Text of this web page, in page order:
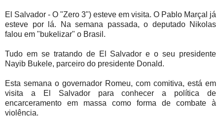
El Salvador - O "Zero 3") esteve em visita. O Pablo Marçal já
esteve por lá. Na semana passada, o deputado Nikolas
falou em "bukelizar" o Brasil.
Tudo em se tratando de El Salvador e o seu presidente
Nayib Bukele, parceiro do presidente Donald.
Esta semana o governador Romeu, com comitiva, está em
visita a El Salvador para conhecer a política de
encarceramento em massa como forma de combate à
violência.